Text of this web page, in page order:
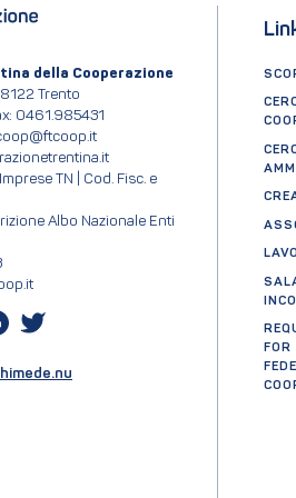
della Cooperazione
Trento
0461.985431
TN | Cod. Fisc. e
Albo Nazionale Enti